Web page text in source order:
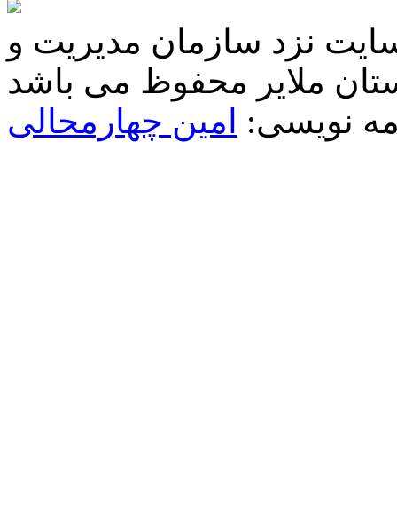
نزد سازمان مدیریت و
نویسی: امین چهارمحالی